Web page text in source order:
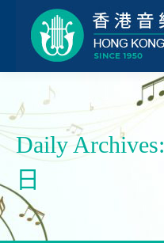
Daily Archives:
日